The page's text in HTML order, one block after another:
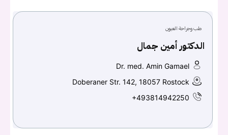
طب وجراحة العيون
الدكتور أمين جمال
Dr. med. Amin Gamael
Doberaner Str. 142, 18057 Rostock
+493814942250